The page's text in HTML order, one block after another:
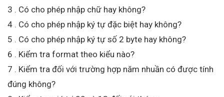
3 . Có cho phép nhập chữ hay không?
4 . Có cho phép nhập ký tự đặc biệt hay không?
5 . Có cho phép nhập ký tự số 2 byte hay không?
6 . Kiểm tra format theo kiểu nào?
7 . Kiểm tra đối với trường hợp năm nhuần có được tính
đúng không?